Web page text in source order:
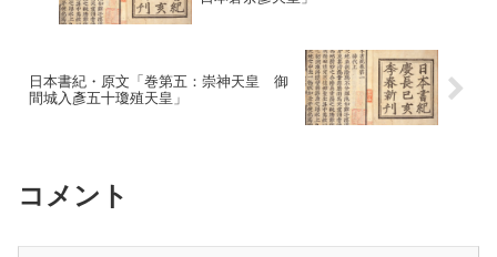
日本書紀・原文「巻第五：崇神天皇 御
間城入彥五十瓊殖天皇」
コメント